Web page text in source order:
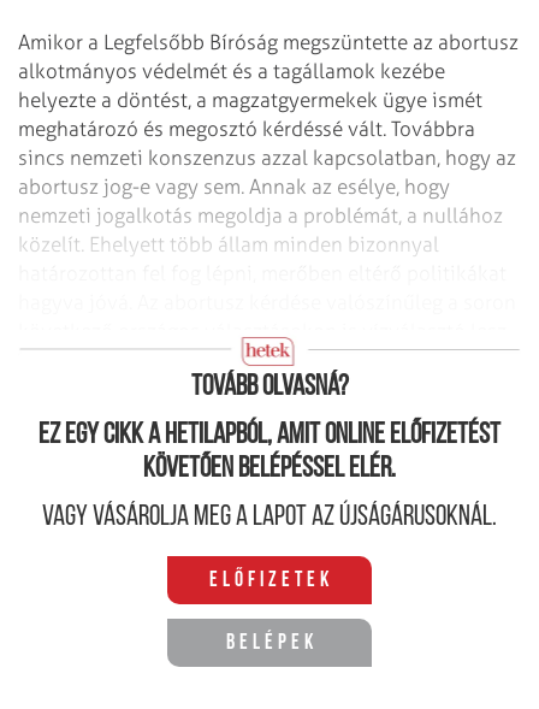
Amikor a Legfelsőbb Bíróság megszüntette az abortusz
alkotmányos védelmét és a tagállamok kezébe
helyezte a döntést, a magzatgyermekek ügye ismét
meghatározó és megosztó kérdéssé vált. Továbbra
sincs nemzeti konszenzus azzal kapcsolatban, hogy az
abortusz jog-e vagy sem. Annak az esélye, hogy
nemzeti jogalkotás megoldja a problémát, a nullához
közelít. Ehelyett több állam minden bizonnyal
Tovább olvasná?
Ez egy cikk a hetilapból, amit online előfizetést
követően belépéssel elér.
Vagy vásárolja meg a lapot az újságárusoknál.
Előfizetek
Belépek